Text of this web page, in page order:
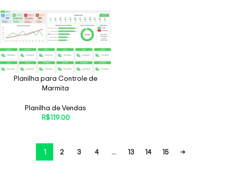
Planilha para Controle de
Marmita
Planilha de Vendas
R$119.00
1 2 3 4 … 13 14 15 →